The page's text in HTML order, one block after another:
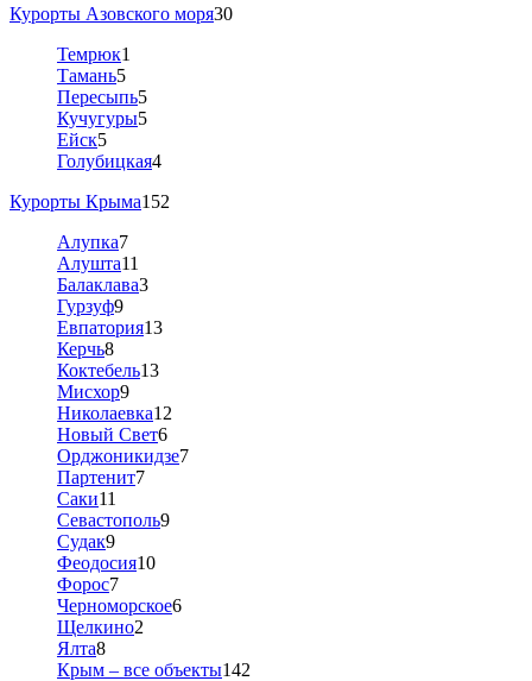
Курорты Азовского моря30
Темрюк1
Тамань5
Пересыпь5
Кучугуры5
Ейск5
Голубицкая4
Курорты Крыма152
Алупка7
Алушта11
Балаклава3
Гурзуф9
Евпатория13
Керчь8
Коктебель13
Мисхор9
Николаевка12
Новый Свет6
Орджоникидзе7
Партенит7
Саки11
Севастополь9
Судак9
Феодосия10
Форос7
Черноморское6
Щелкино2
Ялта8
Крым – все объекты142